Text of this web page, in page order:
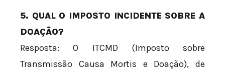
5. QUAL O IMPOSTO INCIDENTE SOBRE A
DOAÇÃO?
Resposta: O ITCMD (Imposto sobre
Transmissão Causa Mortis e Doação), de